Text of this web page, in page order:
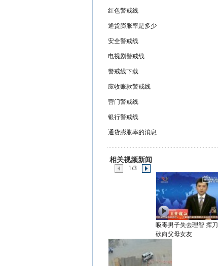
红色警戒线
通货膨胀率是多少
安全警戒线
电视剧警戒线
警戒线下载
应收账款警戒线
营门警戒线
银行警戒线
通货膨胀率的消息
相关视频新闻
1/3
吸毒男子失去理智 挥刀
砍向父母女友